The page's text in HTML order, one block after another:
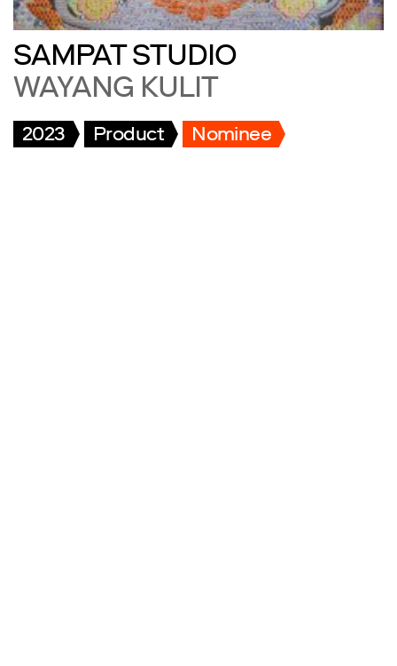
SAMPAT STUDIO
WAYANG KULIT
2023 Product Nominee